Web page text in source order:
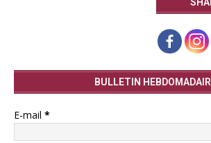
BULLETIN
E-mail *